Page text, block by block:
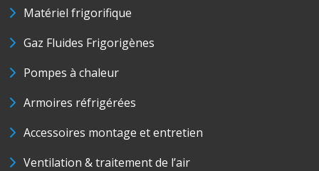
Matériel frigorifique
Gaz Fluides Frigorigènes
Pompes à chaleur
Armoires réfrigérées
Accessoires montage et entretien
Ventilation & traitement de l’air